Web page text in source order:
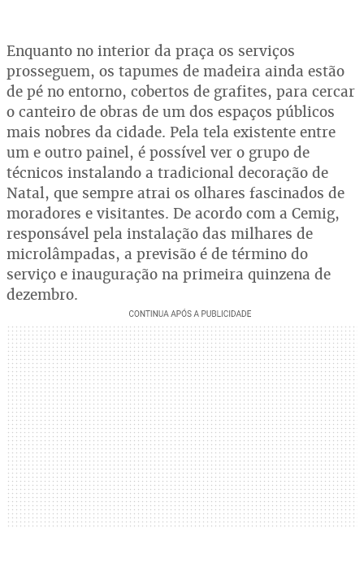
Enquanto no interior da praça os serviços
prosseguem, os tapumes de madeira ainda estão
de pé no entorno, cobertos de grafites, para cercar
o canteiro de obras de um dos espaços públicos
mais nobres da cidade. Pela tela existente entre
um e outro painel, é possível ver o grupo de
técnicos instalando a tradicional decoração de
Natal, que sempre atrai os olhares fascinados de
moradores e visitantes. De acordo com a Cemig,
responsável pela instalação das milhares de
microlâmpadas, a previsão é de término do
serviço e inauguração na primeira quinzena de
dezembro.